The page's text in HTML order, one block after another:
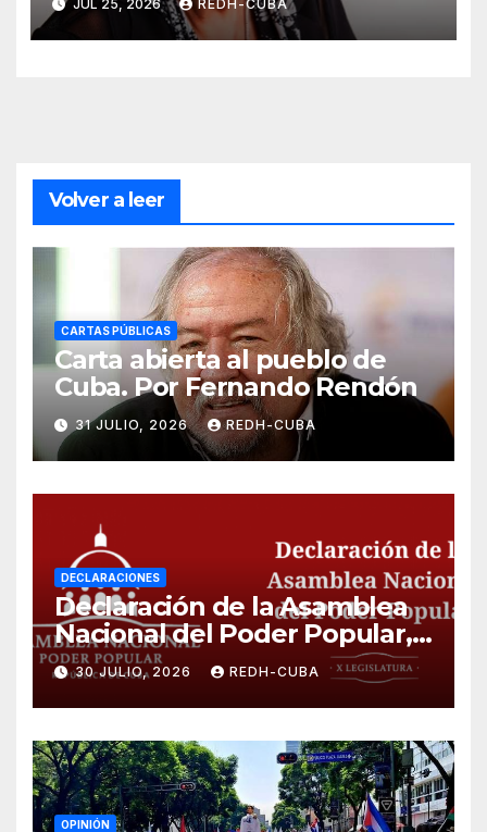
Por Maribel Acosta Damas
JUL 25, 2026 REDH-CUBA
Volver a leer
CARTAS PÚBLICAS
Carta abierta al pueblo de
Cuba. Por Fernando Rendón
31 JULIO, 2026 REDH-CUBA
DECLARACIONES
Declaración de la Asamblea
Nacional del Poder Popular,
¡Cesen el cerco energético y
el castigo colectivo al pueblo
cubano!
30 JULIO, 2026 REDH-CUBA
OPINIÓN